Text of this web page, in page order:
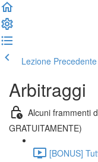
Lezione Precedente
Arbitraggi
Alcuni frammenti
GRATUITAMENTE)
[BONUS]